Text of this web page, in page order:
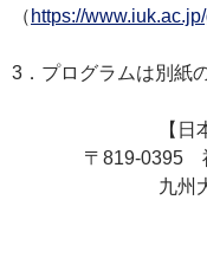
（ https://
3．プログラムは別紙
【
〒819-0395
九州